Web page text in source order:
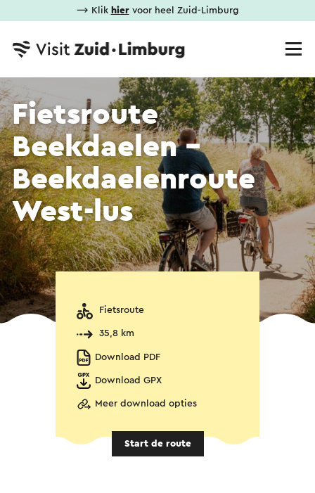
⟶ Klik hiervoor heel Zuid-Limburg
Fietsroute
Beekdaelen -
Beekdaelenroute
West-lus
Fietsroute
35,8 km
Download PDF
Download GPX
Meer download opties
Start de route